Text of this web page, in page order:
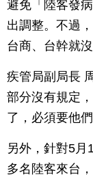
避免「陸客發
出調整。不過
台商、台幹就
疾管局副局長
部分沒有規定
了，必須要他們
另外，針對5月
多名陸客來台